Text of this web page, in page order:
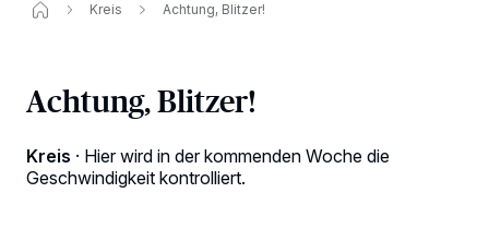
Kreis Achtung, Blitzer!
Achtung, Blitzer!
Kreis · Hier wird in der kommenden Woche die
Geschwindigkeit kontrolliert.